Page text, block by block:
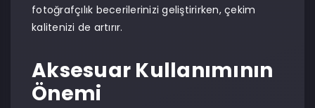
fotoğrafçılık becerilerinizi geliştirirken, çekim
kalitenizi de artırır.
Aksesuar Kullanımının
Önemi